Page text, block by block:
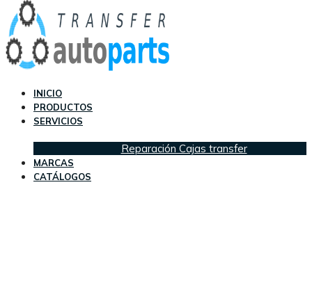
INICIO
PRODUCTOS
SERVICIOS
Reparación Cajas transfer
MARCAS
CATÁLOGOS